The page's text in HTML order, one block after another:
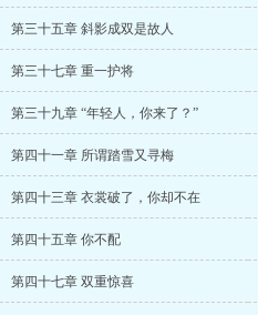
第三十五章 斜影成双是故人
第三十七章 重一护将
第三十九章 “年轻人，你来了？”
第四十一章 所谓踏雪又寻梅
第四十三章 衣裳破了，你却不在
第四十五章 你不配
第四十七章 双重惊喜